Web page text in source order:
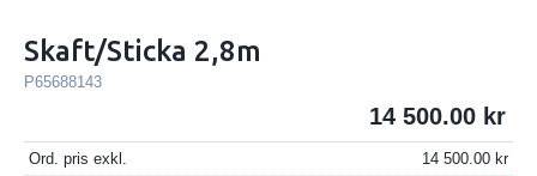
Skaft/Sticka 2,8m
P65688143
14 500.00
Ord. pris exkl.
14 500.00